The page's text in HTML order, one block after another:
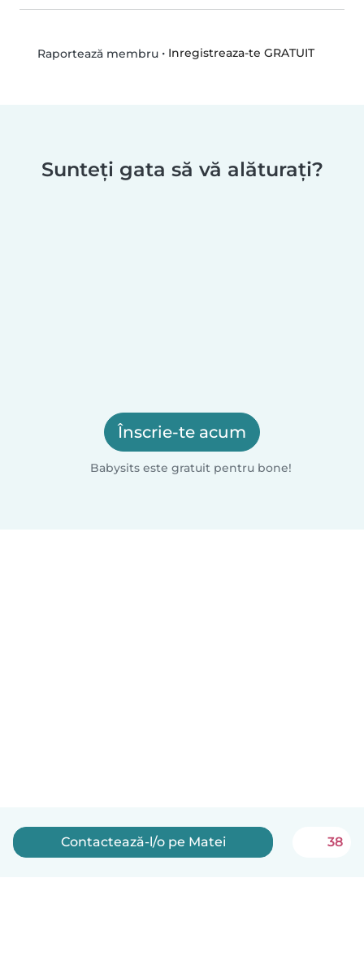
Raportează membru• Inregistreaza-te GRATUIT
Sunteți gata să vă alăturați?
Înscrie-te acum
Babysits este gratuit pentru bone!
Contactează-l/o pe Matei 38